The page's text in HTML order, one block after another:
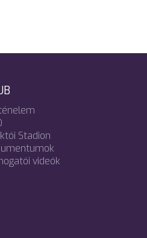
Stadion
videók